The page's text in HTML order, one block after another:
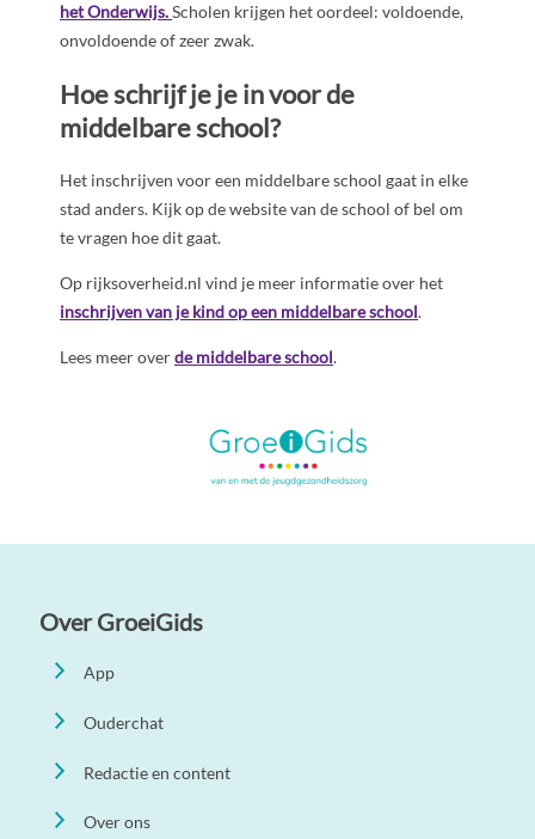
het Onderwijs.Scholen krijgen het oordeel: voldoende,
onvoldoende of zeer zwak.
Hoe schrijf je je in voor de
middelbare school?
Het inschrijven voor een middelbare school gaat in elke
stad anders. Kijk op de website van de school of bel om
te vragen hoe dit gaat.
Op rijksoverheid.nl vind je meer informatie over het
inschrijven van je kind op een middelbare school.
Lees meer overde middelbare school.
Over GroeiGids
App
Ouderchat
Redactie en content
Over ons